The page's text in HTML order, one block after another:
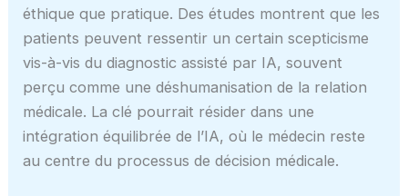
éthique que pratique. Des études montrent que les
patients peuvent ressentir un certain scepticisme
vis-à-vis du diagnostic assisté par IA, souvent
perçu comme une déshumanisation de la relation
médicale. La clé pourrait résider dans une
intégration équilibrée de l’IA, où le médecin reste
au centre du processus de décision médicale.